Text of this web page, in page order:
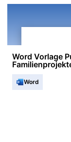
Word Vorlage
Word